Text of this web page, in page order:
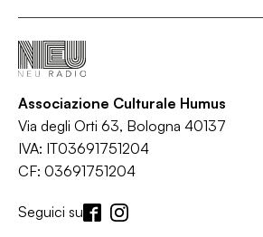
Associazione Culturale Humus
Via degli Orti 63, Bologna 40137
IVA: IT03691751204
CF: 03691751204
Seguici su